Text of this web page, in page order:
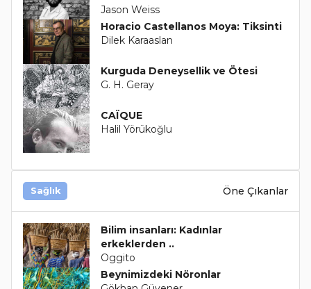
Jason Weiss
Horacio Castellanos Moya: Tiksinti
Dilek Karaaslan
Kurguda Deneysellik ve Ötesi
G. H. Geray
CAÏQUE
Halil Yörükoğlu
Sağlık Öne Çıkanlar
Bilim insanları: Kadınlar
erkeklerden ..
Oggito
Beynimizdeki Nöronlar